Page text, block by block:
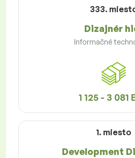
333.
Dizajnér
Informačné
1 125 - 3 081
1. miesto
Development